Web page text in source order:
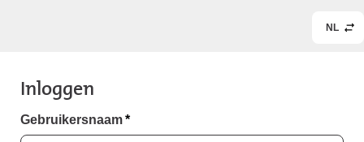
NL
Inloggen
Gebruikersnaam*